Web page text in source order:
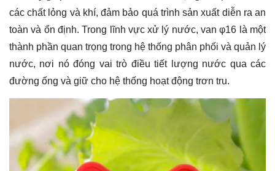
các chất lỏng và khí, đảm bảo quá trình sản xuất diễn ra an
toàn và ổn định. Trong lĩnh vực xử lý nước, van φ16 là một
thành phần quan trọng trong hệ thống phân phối và quản lý
nước, nơi nó đóng vai trò điều tiết lượng nước qua các
đường ống và giữ cho hệ thống hoạt động trơn tru.